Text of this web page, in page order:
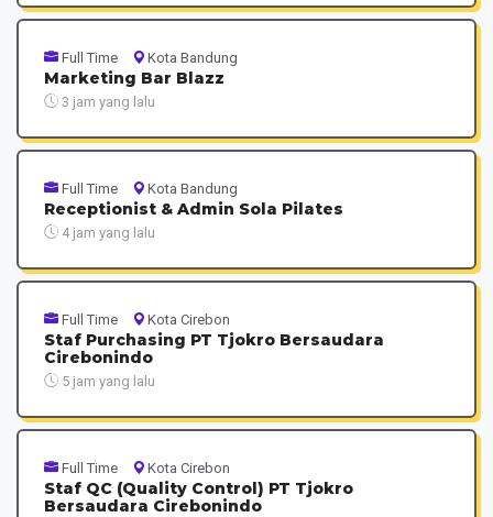
Full Time Kota Bandung
Marketing Bar Blazz
3 jam yang lalu
Full Time Kota Bandung
Receptionist & Admin Sola Pilates
4 jam yang lalu
Full Time Kota Cirebon
Staf Purchasing PT Tjokro Bersaudara
Cirebonindo
5 jam yang lalu
Full Time Kota Cirebon
Staf QC (Quality Control) PT Tjokro
Bersaudara Cirebonindo